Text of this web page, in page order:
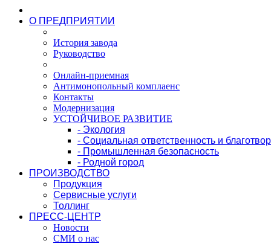
О ПРЕДПРИЯТИИ
История завода
Руководство
Онлайн-приемная
Антимонопольный комплаенс
Контакты
Модернизация
УСТОЙЧИВОЕ РАЗВИТИЕ
- Экология
- Социальная ответственность и
- Промышленная безопасность
- Родной город
ПРОИЗВОДСТВО
Продукция
Сервисные услуги
Толлинг
ПРЕСС-ЦЕНТР
Новости
СМИ о нас